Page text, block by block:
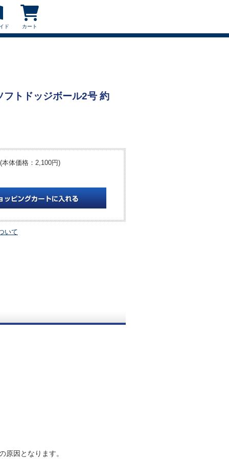
ド カート
トドッジボール2号 約
(本体価格：2,100円)
いて
原因となります。